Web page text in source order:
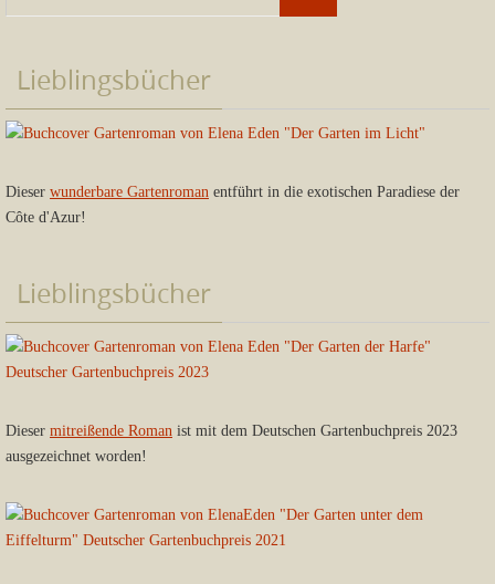
Lieblingsbücher
Dieser wunderbare Gartenroman entführt in die exotischen Paradiese der
Côte d'Azur!
Lieblingsbücher
Dieser mitreißende Roman ist mit dem Deutschen Gartenbuchpreis 2023
ausgezeichnet worden!